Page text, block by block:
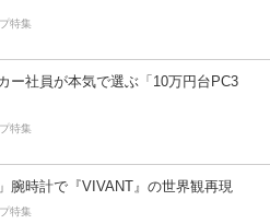
特集
ー社員が本気で選ぶ「10万円台PC3
特集
腕時計で『VIVANT』の世界観再現
特集